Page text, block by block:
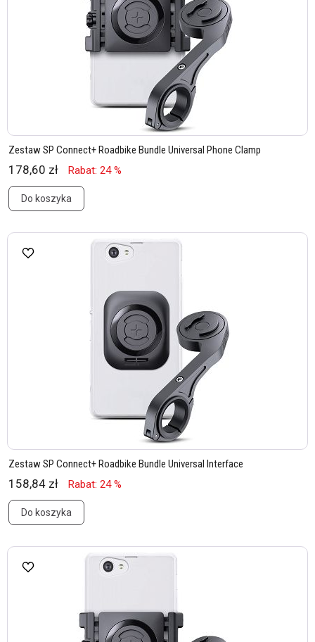
Zestaw SP Connect+ Roadbike Bundle Universal Phone Clamp
178,60 zł Rabat: 24 %
Do koszyka
Zestaw SP Connect+ Roadbike Bundle Universal Interface
158,84 zł Rabat: 24 %
Do koszyka